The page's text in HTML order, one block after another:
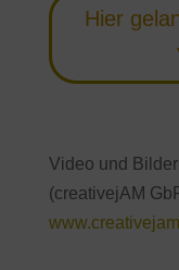
Hier
Video und
(creativejAM